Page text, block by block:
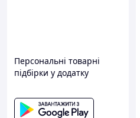
Персональні товарні
підбірки у додатку